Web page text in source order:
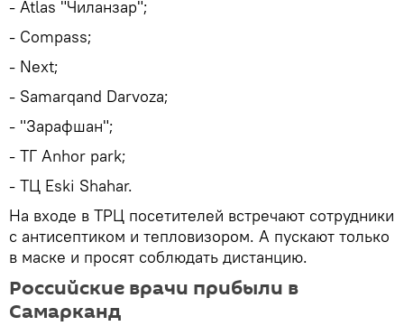
- Atlas "Чиланзар";
- Compass;
- Next;
- Samarqand Darvoza;
- "Зарафшан";
- ТГ Anhor park;
- ТЦ Eski Shahar.
На входе в ТРЦ посетителей встречают сотрудники
с антисептиком и тепловизором. А пускают только
в маске и просят соблюдать дистанцию.
Российские врачи прибыли в
Самарканд